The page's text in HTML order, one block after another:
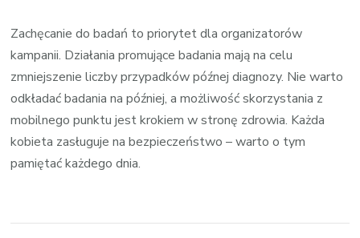
Zachęcanie do badań to priorytet dla organizatorów
kampanii. Działania promujące badania mają na celu
zmniejszenie liczby przypadków późnej diagnozy. Nie warto
odkładać badania na później, a możliwość skorzystania z
mobilnego punktu jest krokiem w stronę zdrowia. Każda
kobieta zasługuje na bezpieczeństwo – warto o tym
pamiętać każdego dnia.